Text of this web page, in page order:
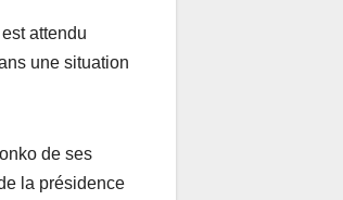
attendu
une situation
de ses
la présidence